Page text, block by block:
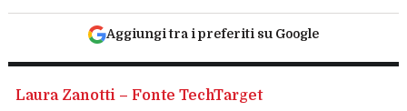
Aggiungi tra i preferiti su Google
Laura Zanotti – Fonte TechTarget